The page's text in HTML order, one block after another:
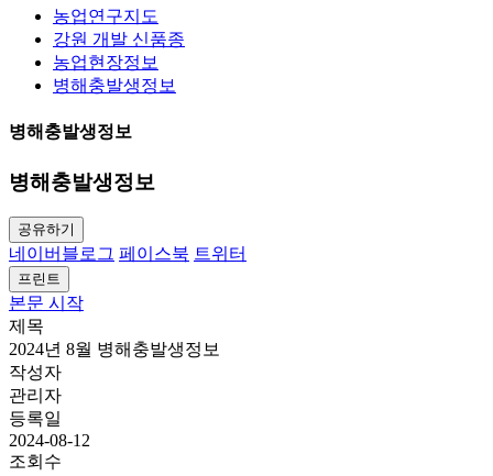
농업연구지도
강원 개발 신품종
농업현장정보
병해충발생정보
병해충발생정보
병해충발생정보
공유하기
네이버블로그 페이스북 트위터
프린트
본문 시작
제목
2024년 8월 병해충발생정보
작성자
관리자
등록일
2024-08-12
조회수